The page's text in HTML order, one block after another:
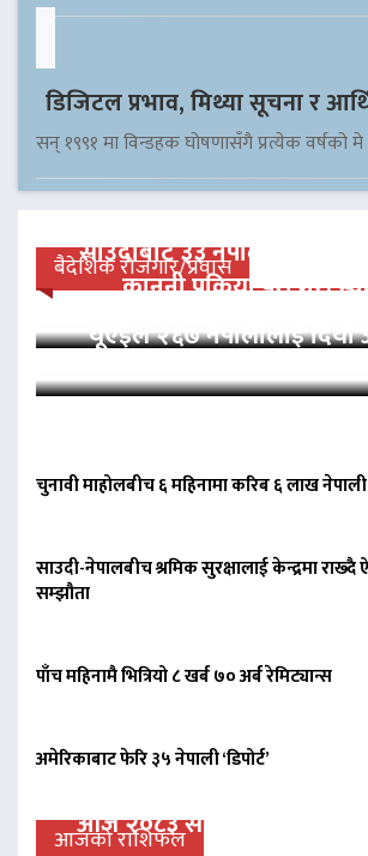
डिजिटल प्रभाव, मिथ्या सूचना र
सन् १९९१ मा विन्डहक घोषणासँगै प्रत्येक वर्षको
बैदेशिक रोजगार/प्रवास
साउदीबाट ३३ नेपाली कैदीलाई
कानुनी प्रक्रिया पूरा गरी
यूएईले २६७ नेपालीलाई
चुनावी माहोलबीच ६ महिनामा करिब ६ लाख
साउदी-नेपालबीच श्रमिक सुरक्षालाई केन्द्रमा राख्दै
सम्झौता
पाँच महिनामै भित्रियो ८ खर्ब ७० अर्ब रेमिट्यान्स
अमेरिकाबाट फेरि ३५ नेपाली ‘डिपोर्ट’
आजको राशिफल
आज २०८३ साल साउन २३ गते